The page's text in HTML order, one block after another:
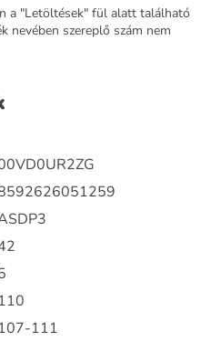
a "Letöltések" fül alatt található
nevében szereplő szám nem
110
107-111